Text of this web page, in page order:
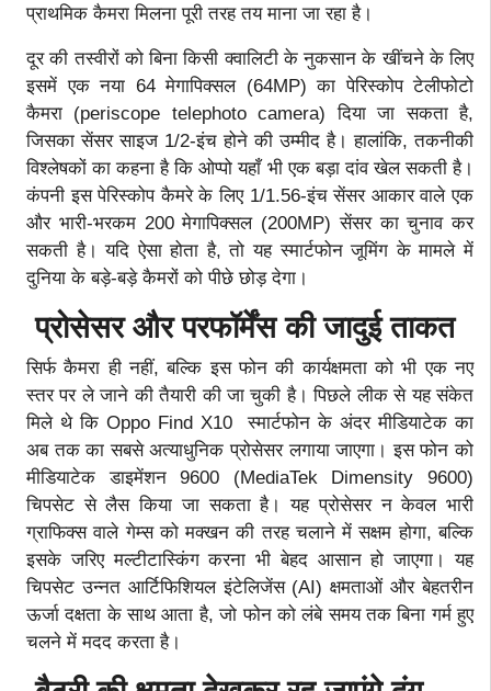
प्राथमिक कैमरा मिलना पूरी तरह तय माना जा रहा है।
दूर की तस्वीरों को बिना किसी क्वालिटी के नुकसान के खींचने के लिए
इसमें एक नया 64 मेगापिक्सल (64MP) का पेरिस्कोप टेलीफोटो
कैमरा (periscope telephoto camera) दिया जा सकता है,
जिसका सेंसर साइज 1/2-इंच होने की उम्मीद है। हालांकि, तकनीकी
विश्लेषकों का कहना है कि ओप्पो यहाँ भी एक बड़ा दांव खेल सकती है।
कंपनी इस पेरिस्कोप कैमरे के लिए 1/1.56-इंच सेंसर आकार वाले एक
और भारी-भरकम 200 मेगापिक्सल (200MP) सेंसर का चुनाव कर
सकती है। यदि ऐसा होता है, तो यह स्मार्टफोन जूमिंग के मामले में
दुनिया के बड़े-बड़े कैमरों को पीछे छोड़ देगा।
प्रोसेसर और परफॉर्मेंस की जादुई ताकत
सिर्फ कैमरा ही नहीं, बल्कि इस फोन की कार्यक्षमता को भी एक नए
स्तर पर ले जाने की तैयारी की जा चुकी है। पिछले लीक से यह संकेत
मिले थे कि Oppo Find X10 स्मार्टफोन के अंदर मीडियाटेक का
अब तक का सबसे अत्याधुनिक प्रोसेसर लगाया जाएगा। इस फोन को
मीडियाटेक डाइमेंशन 9600 (MediaTek Dimensity 9600)
चिपसेट से लैस किया जा सकता है। यह प्रोसेसर न केवल भारी
ग्राफिक्स वाले गेम्स को मक्खन की तरह चलाने में सक्षम होगा, बल्कि
इसके जरिए मल्टीटास्किंग करना भी बेहद आसान हो जाएगा। यह
चिपसेट उन्नत आर्टिफिशियल इंटेलिजेंस (AI) क्षमताओं और बेहतरीन
ऊर्जा दक्षता के साथ आता है, जो फोन को लंबे समय तक बिना गर्म हुए
चलने में मदद करता है।